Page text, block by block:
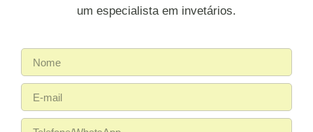
um especialista em invetários.